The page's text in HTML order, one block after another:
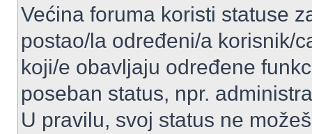
Većina foruma koristi statuse
postao/la određeni/a korisnik/
koji/e obavljaju određene
poseban status, npr.
U pravilu, svoj status ne